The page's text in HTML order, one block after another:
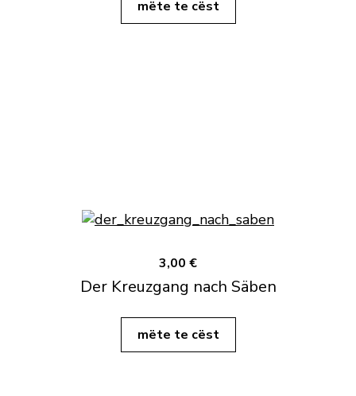
mëte te cëst
3,00 €
Der Kreuzgang nach Säben
mëte te cëst